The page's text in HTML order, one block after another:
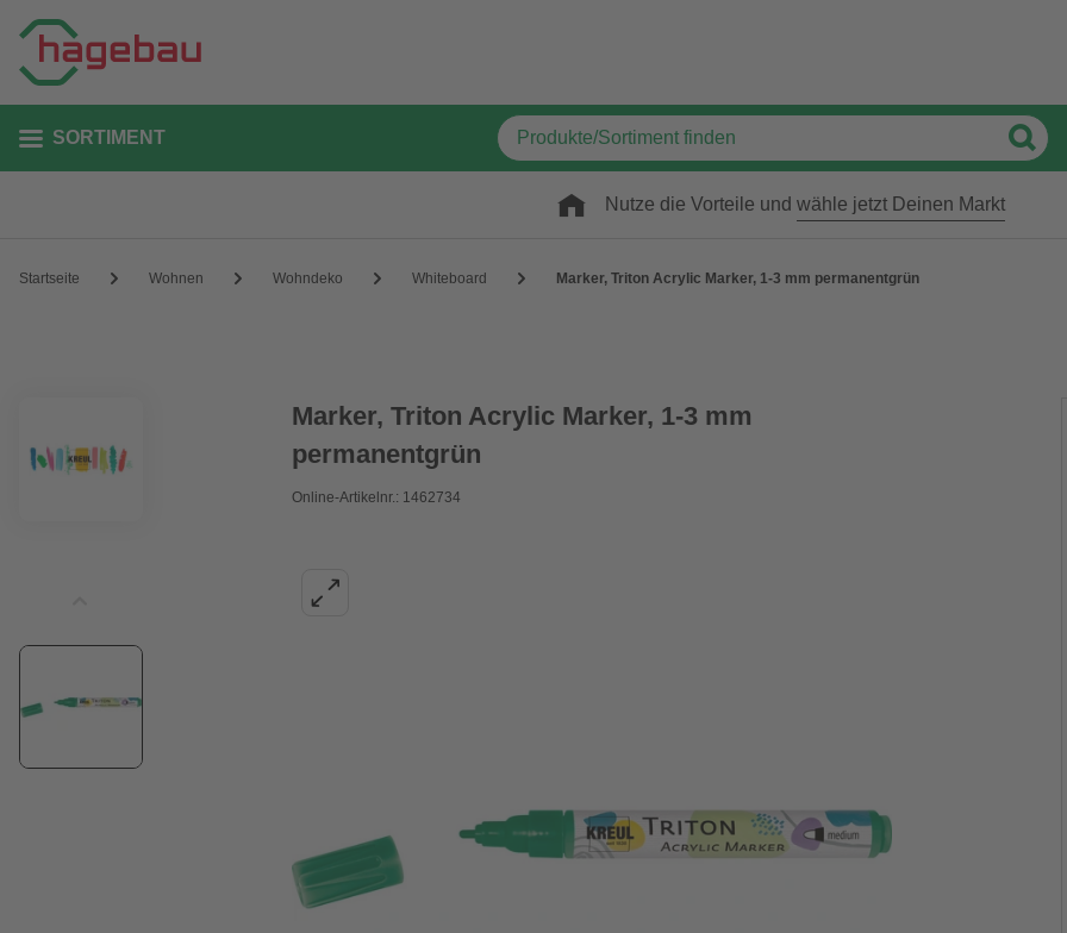
SORTIMENT
Nutze die Vorteile und wähle jetzt Deinen Markt
Startseite Wohnen Wohndeko Whiteboard Marker, Triton Acrylic Marker, 1-3 mm permanentgrün
Marker, Triton Acrylic Marker, 1-3 mm
permanentgrün
Online-Artikelnr.: 1462734